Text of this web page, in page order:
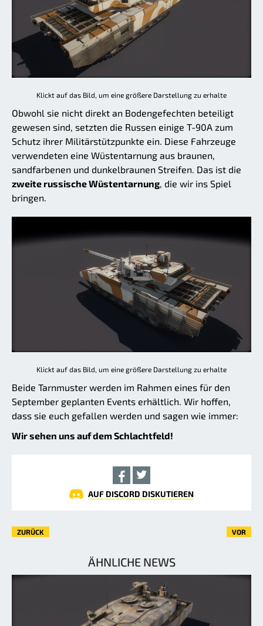
Klickt auf das Bild, um eine größere Darstellung zu erhalte
Obwohl sie nicht direkt an Bodengefechten beteiligt
gewesen sind, setzten die Russen einige T-90A zum
Schutz ihrer Militärstützpunkte ein. Diese Fahrzeuge
verwendeten eine Wüstentarnung aus braunen,
sandfarbenen und dunkelbraunen Streifen. Das ist die
zweite russische Wüstentarnung, die wir ins Spiel
bringen.
Klickt auf das Bild, um eine größere Darstellung zu erhalte
Beide Tarnmuster werden im Rahmen eines für den
September geplanten Events erhältlich. Wir hoffen,
dass sie euch gefallen werden und sagen wie immer:
Wir sehen uns auf dem Schlachtfeld!
AUF DISCORD DISKUTIEREN
ZURÜCK VOR
ÄHNLICHE NEWS